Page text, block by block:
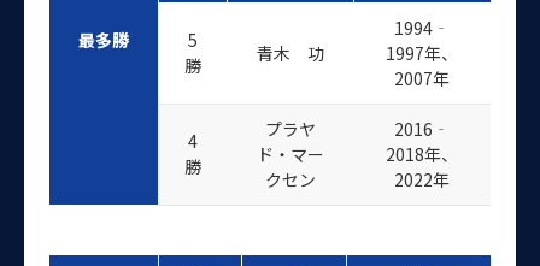
最多勝
5
勝
青木 功
1994‐
1997年、
2007年
4
勝
プラヤ
ド・マー
クセン
2016‐
2018年、
2022年